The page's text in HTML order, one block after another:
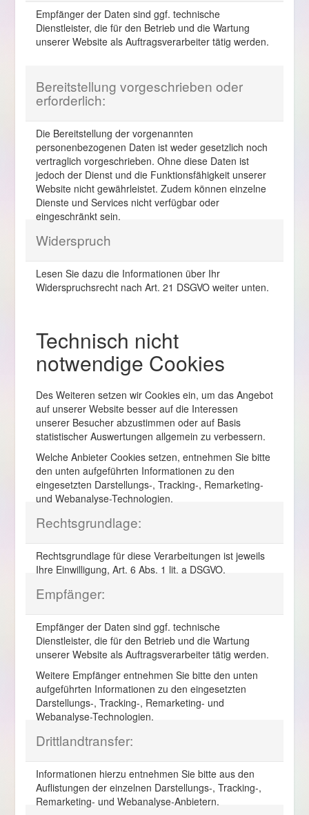
Empfänger der Daten sind ggf. technische
Dienstleister, die für den Betrieb und die Wartung
unserer Website als Auftragsverarbeiter tätig werden.
Bereitstellung vorgeschrieben oder
erforderlich:
Die Bereitstellung der vorgenannten
personenbezogenen Daten ist weder gesetzlich noch
vertraglich vorgeschrieben. Ohne diese Daten ist
jedoch der Dienst und die Funktionsfähigkeit unserer
Website nicht gewährleistet. Zudem können einzelne
Dienste und Services nicht verfügbar oder
eingeschränkt sein.
Widerspruch
Lesen Sie dazu die Informationen über Ihr
Widerspruchsrecht nach Art. 21 DSGVO weiter unten.
Technisch nicht
notwendige Cookies
Des Weiteren setzen wir Cookies ein, um das Angebot
auf unserer Website besser auf die Interessen
unserer Besucher abzustimmen oder auf Basis
statistischer Auswertungen allgemein zu verbessern.
Welche Anbieter Cookies setzen, entnehmen Sie bitte
den unten aufgeführten Informationen zu den
eingesetzten Darstellungs-, Tracking-, Remarketing-
und Webanalyse-Technologien.
Rechtsgrundlage:
Rechtsgrundlage für diese Verarbeitungen ist jeweils
Ihre Einwilligung, Art. 6 Abs. 1 lit. a DSGVO.
Empfänger:
Empfänger der Daten sind ggf. technische
Dienstleister, die für den Betrieb und die Wartung
unserer Website als Auftragsverarbeiter tätig werden.
Weitere Empfänger entnehmen Sie bitte den unten
aufgeführten Informationen zu den eingesetzten
Darstellungs-, Tracking-, Remarketing- und
Webanalyse-Technologien.
Drittlandtransfer:
Informationen hierzu entnehmen Sie bitte aus den
Auflistungen der einzelnen Darstellungs-, Tracking-,
Remarketing- und Webanalyse-Anbietern.